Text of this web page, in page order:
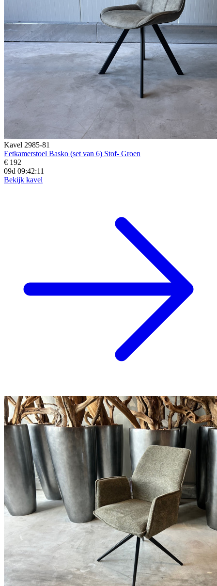
Kavel 2985-81
Eetkamerstoel Basko (set van 6) Stof- Groen
€ 192
09d 09:42:10
Bekijk kavel